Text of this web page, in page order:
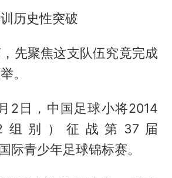
历史性突破
先聚焦这支队伍究竟完成
。
2日，中国足球小将2014
组别）征战第37届
际青少年足球锦标赛。